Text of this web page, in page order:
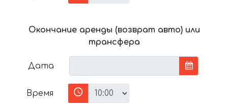
Окончание аренды (возврат авто) или
трансфера
Дата
Время